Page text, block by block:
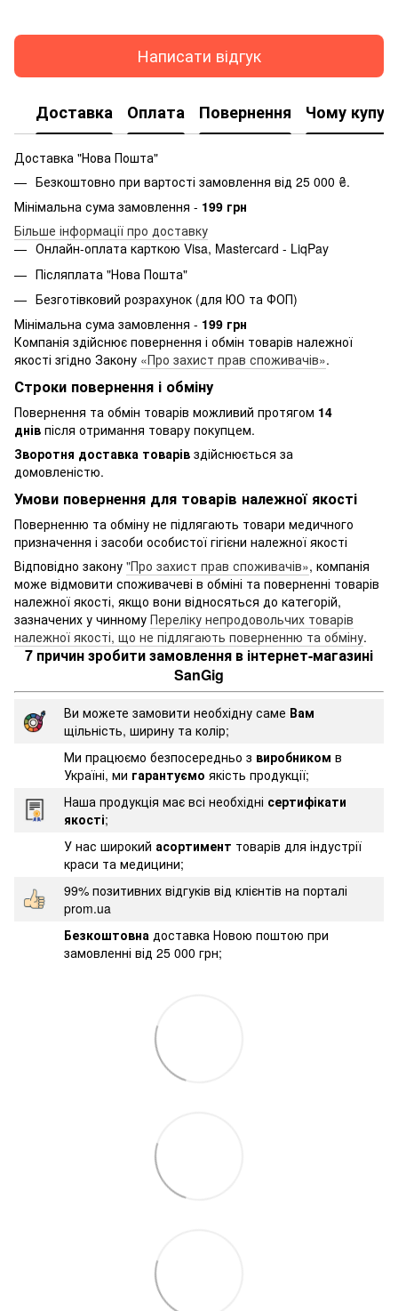
Написати відгук
Доставка Оплата Повернення Чому
Доставка "Нова Пошта"
Безкоштовно при вартості замовлення від 25 000 ₴.
Мінімальна сума замовлення - 199 грн
Більше інформації про доставку
Онлайн-оплата карткою Visa, Mastercard - LiqPay
Післяплата "Нова Пошта"
Безготівковий розрахунок (для ЮО та ФОП)
Мінімальна сума замовлення - 199 грн
Компанія здійснює повернення і обмін товарів належної
якості згідно Закону «Про захист прав споживачів».
Строки повернення і обміну
Повернення та обмін товарів можливий протягом 14
днів після отримання товару покупцем.
Зворотня доставка товарів здійснюється за
домовленістю.
Умови повернення для товарів належної якості
Поверненню та обміну не підлягають товари медичного
призначення і засоби особистої гігієни належної якості
Відповідно закону "Про захист прав споживачів», компанія
може відмовити споживачеві в обміні та поверненні товарів
належної якості, якщо вони відносяться до категорій,
зазначених у чинному Переліку непродовольчих товарів
належної якості, що не підлягають поверненню та обміну.
7 причин зробити замовлення в інтернет-магазині
SanGig
Ви можете замовити необхідну саме Вам
щільність, ширину та колір;
Ми працюємо безпосередньо з виробником в
Україні, ми гарантуємо якість продукції;
Наша продукція має всі необхідні сертифікати
якості;
У нас широкий асортимент товарів для індустрії
краси та медицини;
99% позитивних відгуків від клієнтів на порталі
prom.ua
Безкоштовна доставка Новою поштою при
замовленні від 25 000 грн;